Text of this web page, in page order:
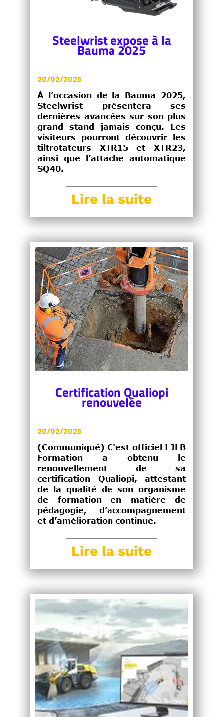
Steelwrist expose à la
Bauma 2025
20/02/2025
À l’occasion de la Bauma 2025,
Steelwrist présentera ses
dernières avancées sur son plus
grand stand jamais conçu. Les
visiteurs pourront découvrir les
tiltrotateurs XTR15 et XTR23,
ainsi que l’attache automatique
SQ40.
Lire la suite
Certification Qualiopi
renouvelée
20/02/2025
(Communiqué) C'est officiel ! JLB
Formation a obtenu le
renouvellement de sa
certification Qualiopi, attestant
de la qualité de son organisme
de formation en matière de
pédagogie, d’accompagnement
et d’amélioration continue.
Lire la suite